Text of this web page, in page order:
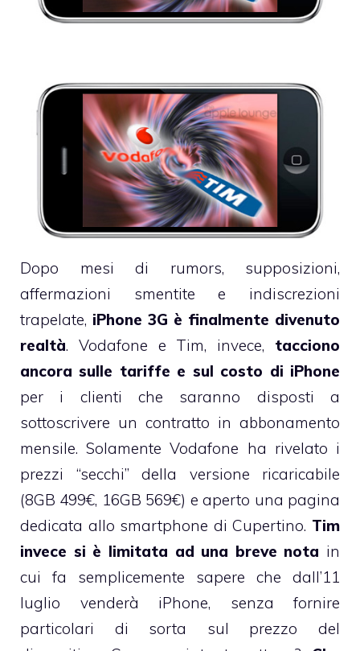
Dopo mesi di rumors, supposizioni,
affermazioni smentite e indiscrezioni
trapelate, iPhone 3G è finalmente divenuto
realtà. Vodafone e Tim, invece, tacciono
ancora sulle tariffe e sul costo di iPhone
per i clienti che saranno disposti a
sottoscrivere un contratto in abbonamento
mensile. Solamente Vodafone ha rivelato i
prezzi “secchi” della versione ricaricabile
(8GB 499€, 16GB 569€) e aperto una pagina
dedicata allo smartphone di Cupertino. Tim
invece si è limitata ad una breve nota in
cui fa semplicemente sapere che dall’11
luglio venderà iPhone, senza fornire
particolari di sorta sul prezzo del